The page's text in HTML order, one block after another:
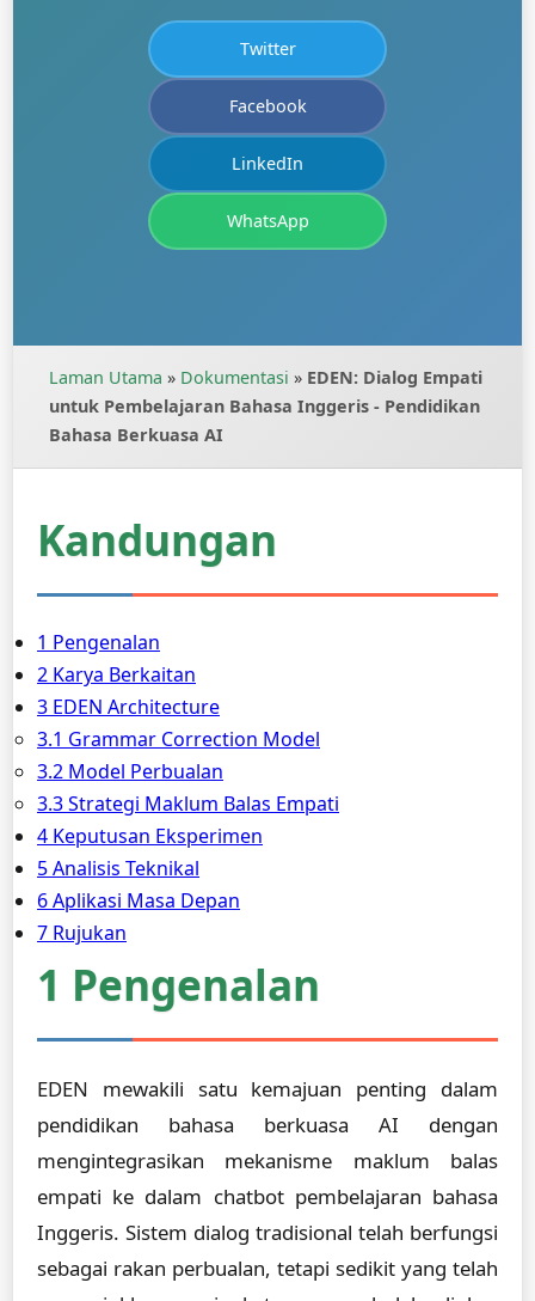
Twitter
Facebook
LinkedIn
WhatsApp
Laman Utama » Dokumentasi » EDEN: Dialog Empati
untuk Pembelajaran Bahasa Inggeris - Pendidikan
Bahasa Berkuasa AI
Kandungan
1 Pengenalan
2 Karya Berkaitan
3 EDEN Architecture
3.1 Grammar Correction Model
3.2 Model Perbualan
3.3 Strategi Maklum Balas Empati
4 Keputusan Eksperimen
5 Analisis Teknikal
6 Aplikasi Masa Depan
7 Rujukan
1 Pengenalan
EDEN mewakili satu kemajuan penting dalam
pendidikan bahasa berkuasa AI dengan
mengintegrasikan mekanisme maklum balas
empati ke dalam chatbot pembelajaran bahasa
Inggeris. Sistem dialog tradisional telah berfungsi
sebagai rakan perbualan, tetapi sedikit yang telah